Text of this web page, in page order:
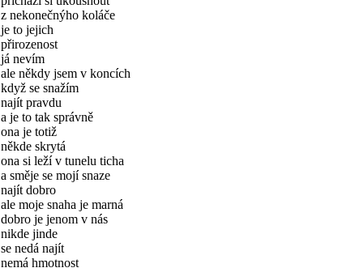
z nekonečnýho koláče
je to jejich
přirozenost
já nevím
ale někdy jsem v koncích
když se snažím
najít pravdu
a je to tak správně
ona je totiž
někde skrytá
ona si leží v tunelu ticha
a směje se mojí snaze
najít dobro
ale moje snaha je marná
dobro je jenom v nás
nikde jinde
se nedá najít
nemá hmotnost